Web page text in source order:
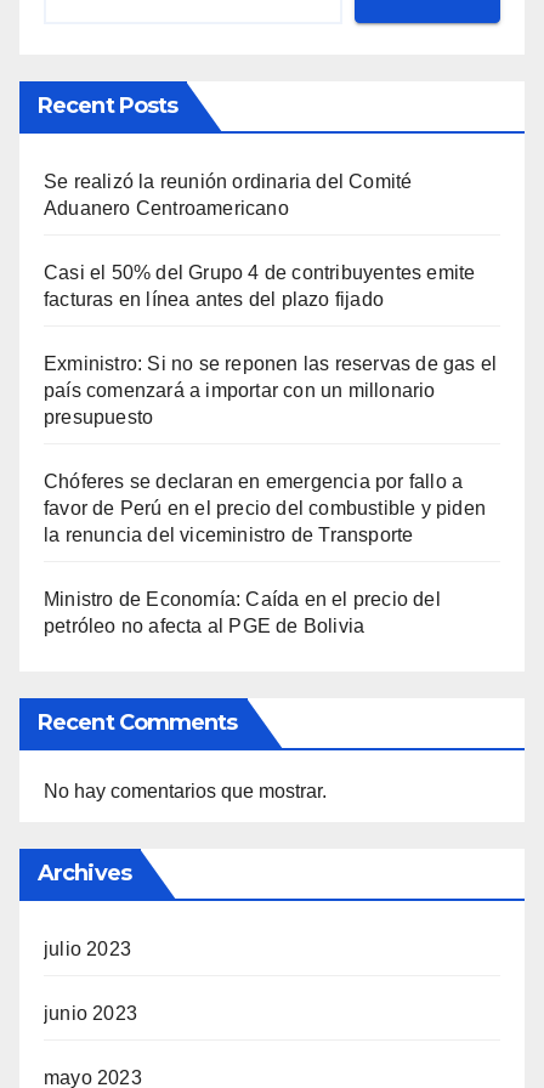
Recent Posts
Se realizó la reunión ordinaria del Comité
Aduanero Centroamericano
Casi el 50% del Grupo 4 de contribuyentes emite
facturas en línea antes del plazo fijado
Exministro: Si no se reponen las reservas de gas el
país comenzará a importar con un millonario
presupuesto
Chóferes se declaran en emergencia por fallo a
favor de Perú en el precio del combustible y piden
la renuncia del viceministro de Transporte
Ministro de Economía: Caída en el precio del
petróleo no afecta al PGE de Bolivia
Recent Comments
No hay comentarios que mostrar.
Archives
julio 2023
junio 2023
mayo 2023